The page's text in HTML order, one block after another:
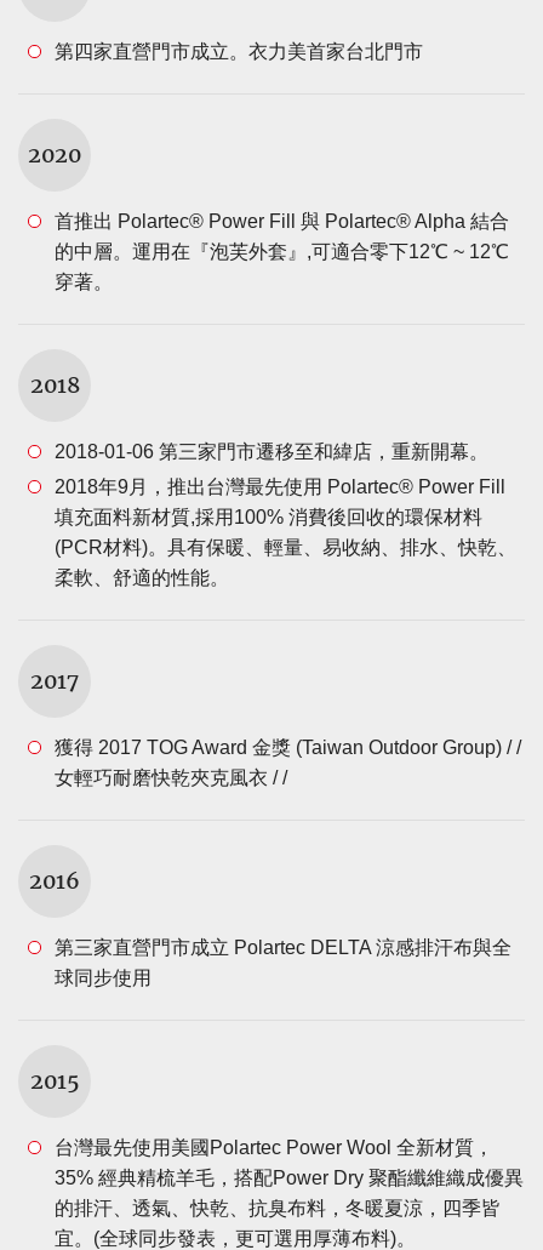
第四家直營門市成立。衣力美首家台北門市
2020
首推出 Polartec® Power Fill 與 Polartec® Alpha 結合
的中層。運用在『泡芙外套』,可適合零下12℃ ~ 12℃
穿著。
2018
2018-01-06 第三家門市遷移至和緯店，重新開幕。
2018年9月，推出台灣最先使用 Polartec® Power Fill
填充面料新材質,採用100% 消費後回收的環保材料
(PCR材料)。具有保暖、輕量、易收納、排水、快乾、
柔軟、舒適的性能。
2017
獲得 2017 TOG Award 金獎 (Taiwan Outdoor Group) / /
女輕巧耐磨快乾夾克風衣 / /
2016
第三家直營門市成立 Polartec DELTA 涼感排汗布與全
球同步使用
2015
台灣最先使用美國Polartec Power Wool 全新材質，
35% 經典精梳羊毛，搭配Power Dry 聚酯纖維織成優異
的排汗、透氣、快乾、抗臭布料，冬暖夏涼，四季皆
宜。(全球同步發表，更可選用厚薄布料)。